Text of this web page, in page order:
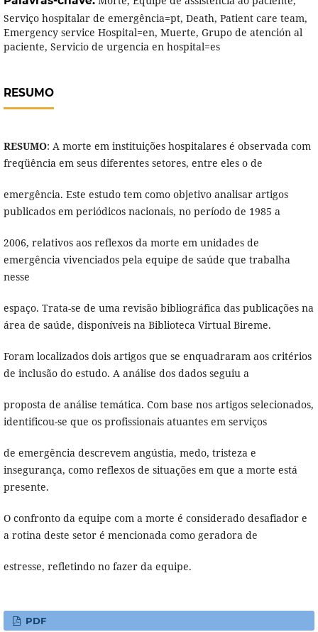
Serviço hospitalar de emergência=pt, Death, Patient care team,
Emergency service Hospital=en, Muerte, Grupo de atención al
paciente, Servicio de urgencia en hospital=es
RESUMO
RESUMO: A morte em instituições hospitalares é observada com
freqüência em seus diferentes setores, entre eles o de
emergência. Este estudo tem como objetivo analisar artigos
publicados em periódicos nacionais, no período de 1985 a
2006, relativos aos reflexos da morte em unidades de
emergência vivenciados pela equipe de saúde que trabalha
nesse
espaço. Trata-se de uma revisão bibliográfica das publicações na
área de saúde, disponíveis na Biblioteca Virtual Bireme.
Foram localizados dois artigos que se enquadraram aos critérios
de inclusão do estudo. A análise dos dados seguiu a
proposta de análise temática. Com base nos artigos selecionados,
identificou-se que os profissionais atuantes em serviços
de emergência descrevem angústia, medo, tristeza e
insegurança, como reflexos de situações em que a morte está
presente.
O confronto da equipe com a morte é considerado desafiador e
a rotina deste setor é mencionada como geradora de
estresse, refletindo no fazer da equipe.
PDF